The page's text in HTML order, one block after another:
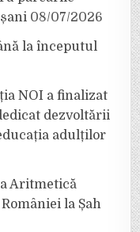
08/07/2026
la începutul
NOI a finalizat
dezvoltării
adulților
Aritmetică
la Șah